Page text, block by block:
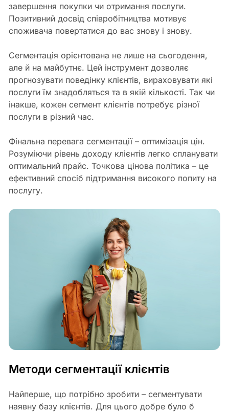
завершення покупки чи отримання послуги.
Позитивний досвід співробітництва мотивує
споживача повертатися до вас знову і знову.
Сегментація орієнтована не лише на сьогодення,
але й на майбутнє. Цей інструмент дозволяє
прогнозувати поведінку клієнтів, вираховувати які
послуги їм знадобляться та в якій кількості. Так чи
інакше, кожен сегмент клієнтів потребує різної
послуги в різний час.
Фінальна перевага сегментації – оптимізація цін.
Розуміючи рівень доходу клієнтів легко спланувати
оптимальний прайс. Точкова цінова політика – це
ефективний спосіб підтримання високого попиту на
послугу.
Методи сегментації клієнтів
Найперше, що потрібно зробити – сегментувати
наявну базу клієнтів. Для цього добре було б